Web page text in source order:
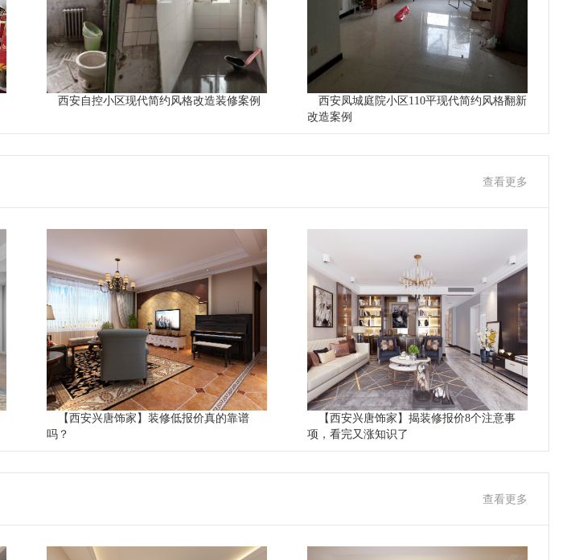
西安自控小区现代简约风格改造装修案例
西安凤城庭院小区110平现代简约风格翻新
改造案例
查看更多
【西安兴唐饰家】装修低报价真的靠谱
吗？
【西安兴唐饰家】揭装修报价8个注意事
项，看完又涨知识了
查看更多